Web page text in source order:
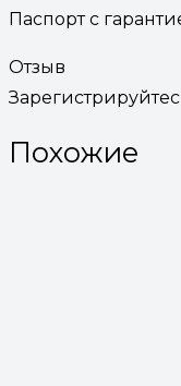
Паспорт с
Отзыв
Похожие